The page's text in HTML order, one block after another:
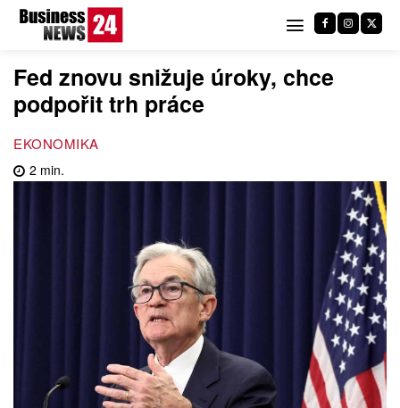
Fed znovu snižuje úroky, chce
podpořit trh práce
EKONOMIKA
2 min.